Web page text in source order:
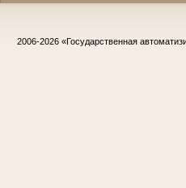
2006-2026 «Государственная